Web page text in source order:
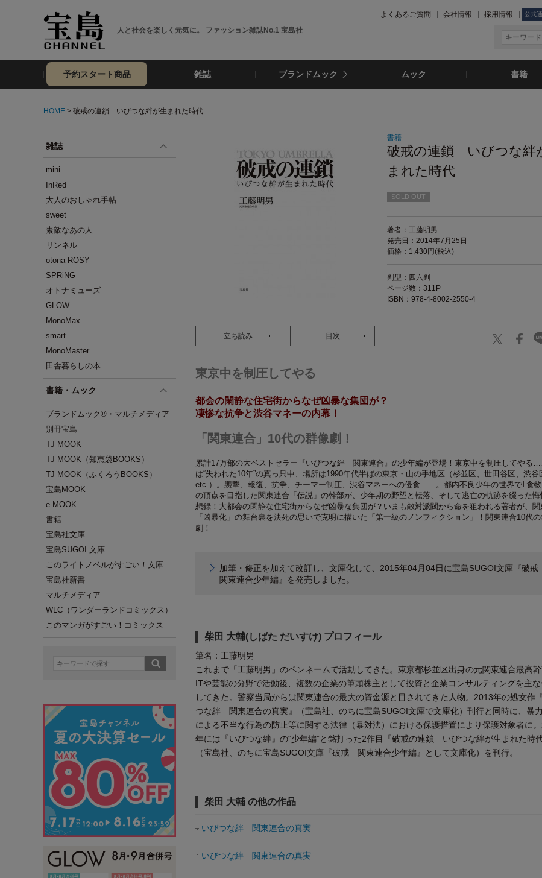
人と社会を楽しく元気に。 ファッション雑誌No.1 宝島社
よくあるご質問 会社情報 採用情報 公式
予約スタート商品 雑誌 ブランドムック ムック 書籍
HOME > 破戒の連鎖 いびつな絆が生まれた時代
雑誌
mini
InRed
大人のおしゃれ手帖
sweet
素敵なあの人
リンネル
otona ROSY
SPRiNG
オトナミューズ
GLOW
MonoMax
smart
MonoMaster
田舎暮らしの本
書籍・ムック
ブランドムック®・マルチメディア
別冊宝島
TJ MOOK
TJ MOOK（知恵袋BOOKS）
TJ MOOK（ふくろうBOOKS）
宝島MOOK
e-MOOK
書籍
宝島社文庫
宝島SUGOI 文庫
このライトノベルがすごい！文庫
宝島社新書
マルチメディア
WLC（ワンダーランドコミックス）
このマンガがすごい！コミックス
立ち読み 目次
書籍
破戒の連鎖 いびつな絆
まれた時代
SOLD OUT
著者：工藤明男
発売日：2014年7月25日
価格：1,430円(税込)
判型：四六判
ページ数：311P
ISBN：978-4-8002-2550-4
東京中を制圧してやる
都会の閑静な住宅街からなぜ凶暴な集団が？
凄惨な抗争と渋谷マネーの内幕！
「関東連合」10代の群像劇！
累計17万部の大ベストセラー『いびつな絆 関東連合』の少年編が登場！東京中を制圧してやる
は“失われた10年”の真っ只中、場所は1990年代半ばの東京・山の手地区（杉並区、世田谷区、渋谷
etc.）。襲撃、報復、抗争、チーマー制圧、渋谷マネーへの侵食……。都内不良少年の世界で｢食物
の頂点を目指した関東連合「伝説」の幹部が、少年期の野望と転落、そして逃亡の軌跡を綴った悔
想録！大都会の閑静な住宅街からなぜ凶暴な集団が？いまも敵対派閥から命を狙われる著者が、関
「凶暴化」の舞台裏を決死の思いで克明に描いた「第一級のノンフィクション」！関東連合10代
劇！
加筆・修正を加えて改訂し、文庫化して、2015年04月04日に宝島SUGOI文庫『破戒
関東連合少年編』を発売しました。
柴田 大輔(しばた だいすけ) プロフィール
筆名：工藤明男
これまで「工藤明男」のペンネームで活動してきた。東京都杉並区出身の元関東連合最高幹
ITや芸能の分野で活動後、複数の企業の筆頭株主として投資と企業コンサルティングを主な
してきた。警察当局からは関東連合の最大の資金源と目されてきた人物。2013年の処女作
つな絆 関東連合の真実』（宝島社、のちに宝島SUGOI文庫で文庫化）刊行と同時に、暴
による不当な行為の防止等に関する法律（暴対法）における保護措置により保護対象者に
年には『いびつな絆』の“少年編”と銘打った2作目『破戒の連鎖 いびつな絆が生まれた時代
（宝島社、のちに宝島SUGOI文庫『破戒 関東連合少年編』として文庫化）を刊行。
柴田 大輔 の他の作品
いびつな絆 関東連合の真実
いびつな絆 関東連合の真実